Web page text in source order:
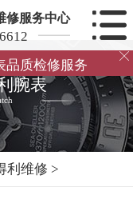
修服务中心
品质检修服务

腕表
利维修 >